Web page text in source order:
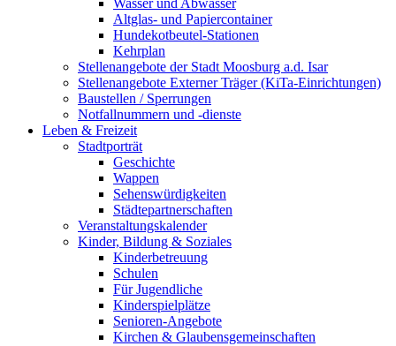
Wasser und Abwasser
Altglas- und Papiercontainer
Hundekotbeutel-Stationen
Kehrplan
Stellenangebote der Stadt Moosburg a.d. Isar
Stellenangebote Externer Träger (KiTa-Einrichtungen)
Baustellen / Sperrungen
Notfallnummern und -dienste
Leben & Freizeit
Stadtporträt
Geschichte
Wappen
Sehenswürdigkeiten
Städtepartnerschaften
Veranstaltungskalender
Kinder, Bildung & Soziales
Kinderbetreuung
Schulen
Für Jugendliche
Kinderspielplätze
Senioren-Angebote
Kirchen & Glaubensgemeinschaften